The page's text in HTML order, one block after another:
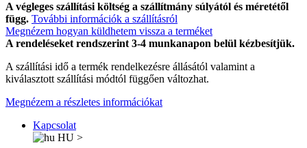
A végleges szállítási költség a szállítmány súlyától és méretétől
függ. További információk a szállításról
Megnézem hogyan küldhetem vissza a terméket
A rendeléseket rendszerint 3-4 munkanapon belül kézbesítjük.
A szállítási idő a termék rendelkezésre állásától valamint a
kiválasztott szállítási módtól függően változhat.
Megnézem a részletes információkat
Kapcsolat
HU >